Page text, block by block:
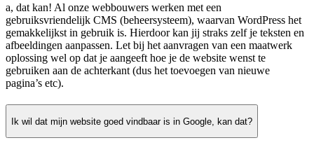
a, dat kan! Al onze webbouwers werken met een
gebruiksvriendelijk CMS (beheersysteem), waarvan WordPress het
gemakkelijkst in gebruik is. Hierdoor kan jij straks zelf je teksten en
afbeeldingen aanpassen. Let bij het aanvragen van een maatwerk
oplossing wel op dat je aangeeft hoe je de website wenst te
gebruiken aan de achterkant (dus het toevoegen van nieuwe
pagina’s etc).
Ik wil dat mijn website goed vindbaar is in Google, kan dat?